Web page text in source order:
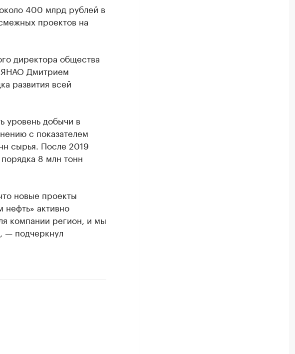
400 млрд рублей в
проектов на
директора общества
ЯНАО Дмитрием
развития всей
уровень добычи в
с показателем
сырья. После 2019
8 млн тонн
новые проекты
активно
компании регион, и мы
— подчеркнул